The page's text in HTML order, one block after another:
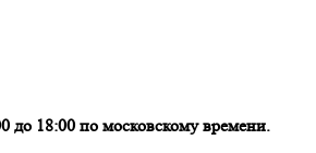
до 18:00 по московскому времени.